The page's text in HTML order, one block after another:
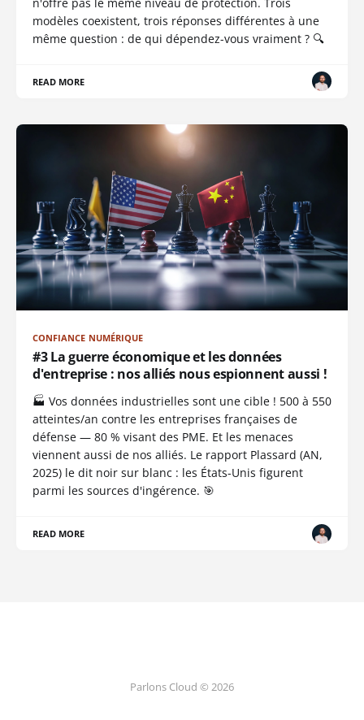
modèles coexistent, trois réponses différentes à une
même question : de qui dépendez-vous vraiment ? 🔍
READ MORE
CONFIANCE NUMÉRIQUE
#3 La guerre économique et les données
d'entreprise : nos alliés nous espionnent aussi !
🏭 Vos données industrielles sont une cible ! 500 à 550
atteintes/an contre les entreprises françaises de
défense — 80 % visant des PME. Et les menaces
viennent aussi de nos alliés. Le rapport Plassard (AN,
2025) le dit noir sur blanc : les États-Unis figurent
parmi les sources d'ingérence. 🎯
READ MORE
Parlons Cloud © 2026